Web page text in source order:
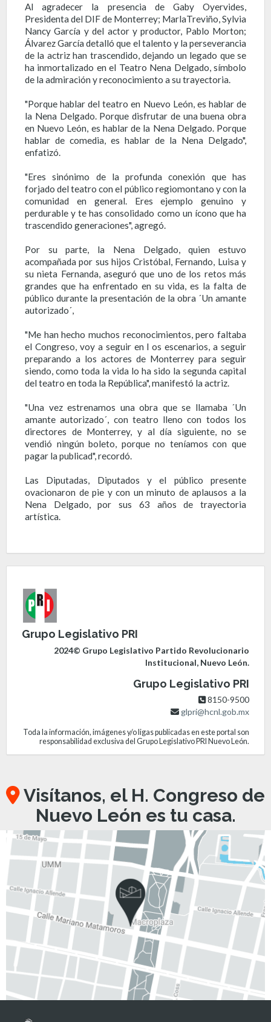
Al agradecer la presencia de Gaby Oyervides,
Presidenta del DIF de Monterrey; MarlaTreviño, Sylvia
Nancy García y del actor y productor, Pablo Morton;
Álvarez García detalló que el talento y la perseverancia
de la actriz han trascendido, dejando un legado que se
ha inmortalizado en el Teatro Nena Delgado, símbolo
de la admiración y reconocimiento a su trayectoria.
"Porque hablar del teatro en Nuevo León, es hablar de
la Nena Delgado. Porque disfrutar de una buena obra
en Nuevo León, es hablar de la Nena Delgado. Porque
hablar de comedia, es hablar de la Nena Delgado",
enfatizó.
"Eres sinónimo de la profunda conexión que has
forjado del teatro con el público regiomontano y con la
comunidad en general. Eres ejemplo genuino y
perdurable y te has consolidado como un ícono que ha
trascendido generaciones", agregó.
Por su parte, la Nena Delgado, quien estuvo
acompañada por sus hijos Cristóbal, Fernando, Luisa y
su nieta Fernanda, aseguró que uno de los retos más
grandes que ha enfrentado en su vida, es la falta de
público durante la presentación de la obra ´Un amante
autorizado´,
"Me han hecho muchos reconocimientos, pero faltaba
el Congreso, voy a seguir en l os escenarios, a seguir
preparando a los actores de Monterrey para seguir
siendo, como toda la vida lo ha sido la segunda capital
del teatro en toda la República", manifestó la actriz.
"Una vez estrenamos una obra que se llamaba ´Un
amante autorizado´, con teatro lleno con todos los
directores de Monterrey, y al día siguiente, no se
vendió ningún boleto, porque no teníamos con que
pagar la publicad", recordó.
Las Diputadas, Diputados y el público presente
ovacionaron de pie y con un minuto de aplausos a la
Nena Delgado, por sus 63 años de trayectoria
artística.
Grupo Legislativo PRI
2024© Grupo Legislativo Partido Revolucionario
Institucional, Nuevo León.
Grupo Legislativo PRI
8150-9500
glpri@hcnl.gob.mx
Toda la información, imágenes y/o ligas publicadas en este portal son
responsabilidad exclusiva del Grupo Legislativo PRI Nuevo León.
Visítanos, el H. Congreso de
Nuevo León es tu casa.